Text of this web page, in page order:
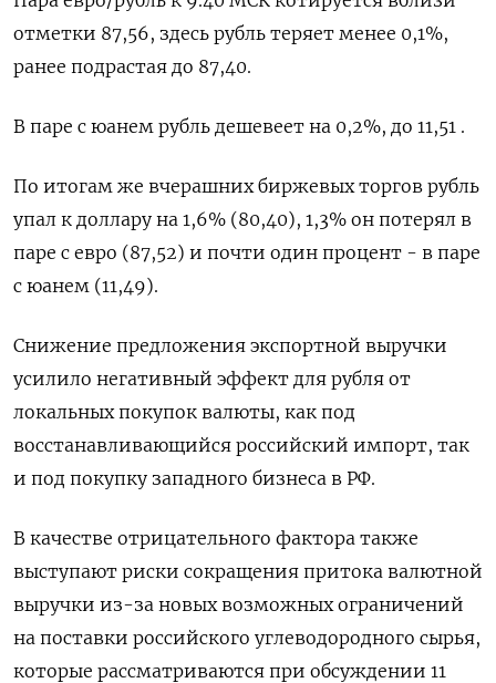
отметки 87,56, здесь рубль теряет менее 0,1%,
ранее подрастая до 87,40.
В паре с юанем рубль дешевеет на 0,2%, до 11,51 .
По итогам же вчерашних биржевых торгов рубль
упал к доллару на 1,6% (80,40), 1,3% он потерял в
паре с евро (87,52) и почти один процент - в паре
с юанем (11,49).
Снижение предложения экспортной выручки
усилило негативный эффект для рубля от
локальных покупок валюты, как под
восстанавливающийся российский импорт, так
и под покупку западного бизнеса в РФ.
В качестве отрицательного фактора также
выступают риски сокращения притока валютной
выручки из-за новых возможных ограничений
на поставки российского углеводородного сырья,
которые рассматриваются при обсуждении 11